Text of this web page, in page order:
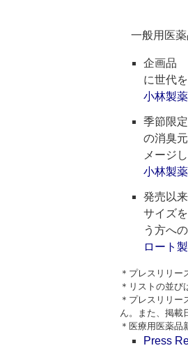
一般用医薬
企画品
に世代
小林製
季節限
の消臭
メージ
小林製
発売以
サイズ
う方へ
ロート
＊プレスリリー
＊リストの並び
＊プレスリリ
ん。また、掲載
＊医療用医薬品
Press